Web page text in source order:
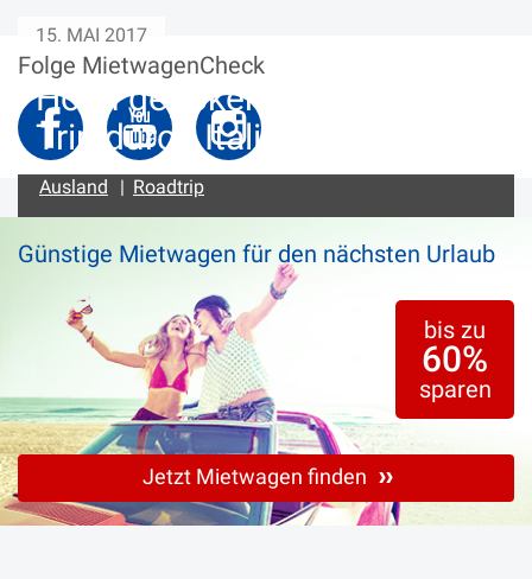
15. MAI 2017
Hoch gepokert - Ein Road-
Trip durch Italien
Ausland | Roadtrip
Folge MietwagenCheck
Günstige Mietwagen für den nächsten Urlaub
bis zu
60%
sparen
Jetzt Mietwagen finden